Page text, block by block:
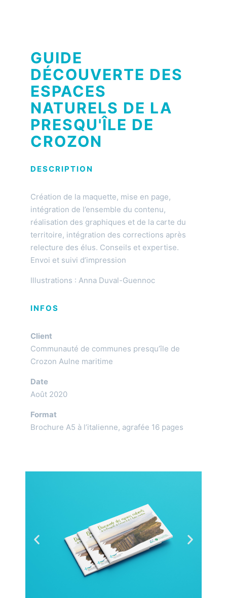
GUIDE
DÉCOUVERTE DES
ESPACES
NATURELS DE LA
PRESQU'ÎLE DE
CROZON
DESCRIPTION
Création de la maquette, mise en page,
intégration de l’ensemble du contenu,
réalisation des graphiques et de la carte du
territoire, intégration des corrections après
relecture des élus. Conseils et expertise.
Envoi et suivi d’impression
Illustrations : Anna Duval-Guennoc
INFOS
Client
Communauté de communes presqu’île de
Crozon Aulne maritime
Date
Août 2020
Format
Brochure A5 à l’italienne, agrafée 16 pages